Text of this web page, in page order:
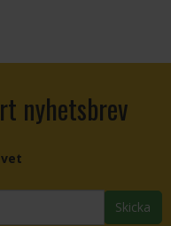
nyhetsbrev
Skicka